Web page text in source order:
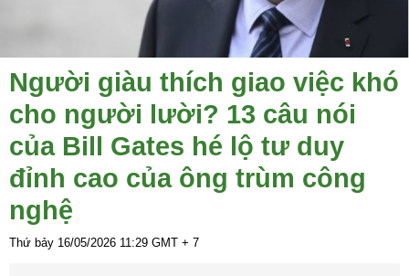
Người giàu thích giao việc khó
cho người lười? 13 câu nói
của Bill Gates hé lộ tư duy
đỉnh cao của ông trùm công
nghệ
Thứ bảy 16/05/2026 11:29 GMT + 7